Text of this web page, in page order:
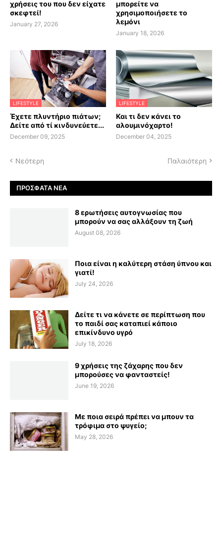
χρήσεις του που δεν είχατε
σκεφτεί!
January 27, 2026
μπορείτε να
χρησιμοποιήσετε το
λεμόνι
January 18, 2026
LIFESTYLE
Έχετε πλυντήριο πιάτων;
Δείτε από τί κινδυνεύετε...
December 09, 2025
LIFESTYLE
Και τι δεν κάνει το
αλουμινόχαρτο!
December 04, 2025
Νεότερη Παλαιότερη
ΠΡΌΣΦΑΤΑ ΝΈΑ
8 ερωτήσεις αυτογνωσίας που
μπορούν να σας αλλάξουν τη ζωή
August 08, 2026
Ποια είναι η καλύτερη στάση ύπνου και
γιατί!
July 24, 2026
Δείτε τι να κάνετε σε περίπτωση που
το παιδί σας καταπιεί κάποιο
επικίνδυνο υγρό
July 18, 2026
9 χρήσεις της ζάχαρης που δεν
μπορούσες να φανταστείς!
June 19, 2026
Με ποια σειρά πρέπει να μπουν τα
τρόφιμα στο ψυγείο;
May 28, 2026